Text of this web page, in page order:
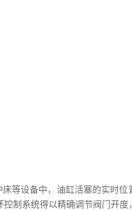
等设备中，油缸活塞的实时
制系统得以精确调节阀门开